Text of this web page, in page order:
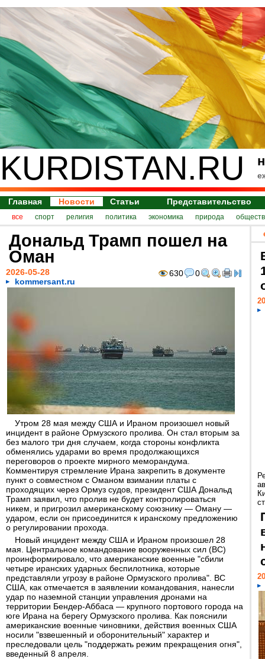
KURDISTAN.RU
Главная Новости Статьи Представительство
все спорт религия политика экономика природа
Дональд Трамп пошел на
Оман
630 0
2026-05-28
kommersant.ru
Утром 28 мая между США и Ираном произошел новый
инцидент в районе Ормузского пролива. Он стал вторым за
без малого три дня случаем, когда стороны конфликта
обменялись ударами во время продолжающихся
переговоров о проекте мирного меморандума.
Комментируя стремление Ирана закрепить в документе
пункт о совместном с Оманом взимании платы с
проходящих через Ормуз судов, президент США Дональд
Трамп заявил, что пролив не будет контролироваться
никем, и пригрозил американскому союзнику — Оману —
ударом, если он присоединится к иранскому предложению
о регулировании прохода.
Новый инцидент между США и Ираном произошел 28
мая. Центральное командование вооруженных сил (ВС)
проинформировало, что американские военные "сбили
четыре иранских ударных беспилотника, которые
представляли угрозу в районе Ормузского пролива". ВС
США, как отмечается в заявлении командования, нанесли
удар по наземной станции управления дронами на
территории Бендер-Аббаса — крупного портового города на
юге Ирана на берегу Ормузского пролива. Как пояснили
американские военные чиновники, действия военных США
носили "взвешенный и оборонительный" характер и
преследовали цель "поддержать режим прекращения огня",
введенный 8 апреля.